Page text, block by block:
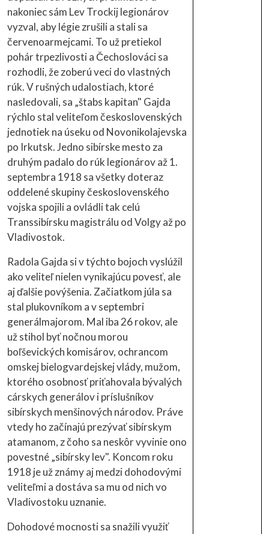
nakoniec sám Lev Trockij legionárov
vyzval, aby légie zrušili a stali sa
červenoarmejcami. To už pretiekol
pohár trpezlivosti a Čechoslováci sa
rozhodli, že zoberú veci do vlastných
rúk. V rušných udalostiach, ktoré
nasledovali, sa „štabs kapitan" Gajda
rýchlo stal veliteľom československých
jednotiek na úseku od Novonikolajevska
po Irkutsk. Jedno sibírske mesto za
druhým padalo do rúk legionárov až 1.
septembra 1918 sa všetky doteraz
oddelené skupiny československého
vojska spojili a ovládli tak celú
Transsibírsku magistrálu od Volgy až po
Vladivostok.
Radola Gajda si v týchto bojoch vyslúžil
ako veliteľ nielen vynikajúcu povesť, ale
aj ďalšie povýšenia. Začiatkom júla sa
stal plukovníkom a v septembri
generálmajorom. Mal iba 26 rokov, ale
už stihol byť nočnou morou
boľševických komisárov, ochrancom
omskej bielogvardejskej vlády, mužom,
ktorého osobnosť priťahovala bývalých
cárskych generálov i príslušníkov
sibírskych menšinových národov. Práve
vtedy ho začínajú prezývať sibírskym
atamanom, z čoho sa neskôr vyvinie ono
povestné „sibírsky lev". Koncom roku
1918 je už známy aj medzi dohodovými
veliteľmi a dostáva sa mu od nich vo
Vladivostoku uznanie.
Dohodové mocnosti sa snažili využiť